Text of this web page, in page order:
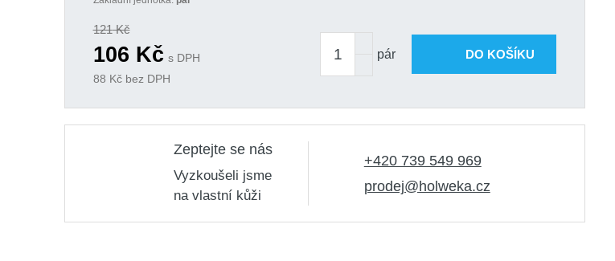
121Kč
106 Kč s DPH
88 Kč bez DPH
pár DO KOŠÍKU
Zeptejte se nás
Vyzkoušeli jsme
na vlastní kůži
+420 739 549 969
prodej@holweka.cz